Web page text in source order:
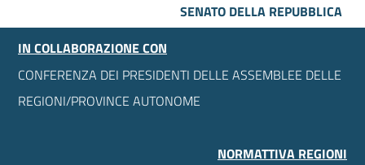
SENATO DELLA REPUBBLICA
IN COLLABORAZIONE CON
CONFERENZA DEI PRESIDENTI DELLE ASSEMBLEE DELLE
REGIONI/PROVINCE AUTONOME
NORMATTIVA REGIONI